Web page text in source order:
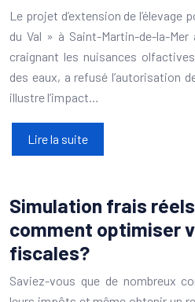
Le projet d’extension de l’élevage
du Val » à Saint-Martin-de-la-
craignant les nuisances
des eaux, a refusé l’autorisation
illustre l’impact…
Lire la suite
Simulation frais
comment optimiser
fiscales?
Saviez-vous que de nombreux